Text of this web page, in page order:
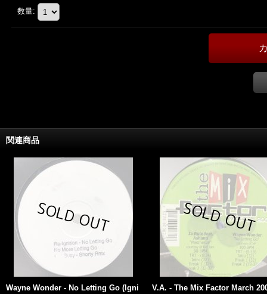
数量:
関連商品
Wayne Wonder - No Letting Go (Igni V.A. - The Mix Factor March